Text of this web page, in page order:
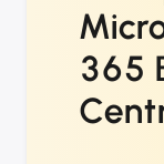
365